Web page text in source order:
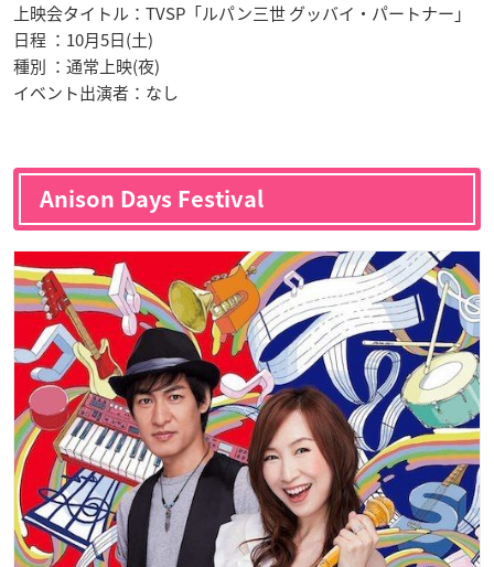
上映会タイトル：TVSP「ルパン三世 グッバイ・パートナー」
日程 ：10月5日(土)
種別 ：通常上映(夜)
イベント出演者：なし
Anison Days Festival